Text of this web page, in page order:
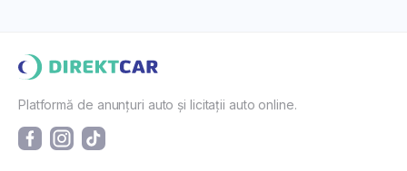
Platformă de anunțuri auto și licitații auto online.